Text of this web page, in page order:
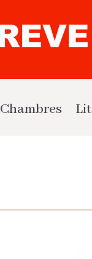
Chambres